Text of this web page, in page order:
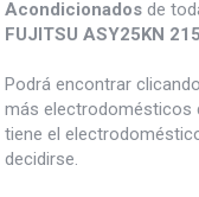
Acondicionados de
FUJITSU ASY25KN
Podrá encontrar
más electrodomésticos
tiene el
decidirse.